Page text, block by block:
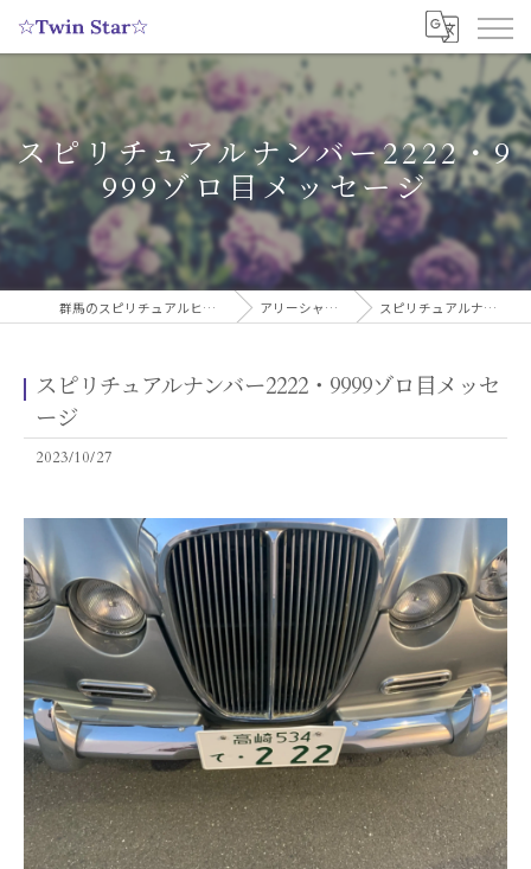
スピリチュアルナンバー2222・9
999ゾロ目メッセージ
群馬のスピリチュアルヒーリングサロンなら実績多数の☆Twin Star☆ アリーシャのスピリチュアルブログ スピリチュアルナンバー2222・9999ゾロ目メッセージ
スピリチュアルナンバー2222・9999ゾロ目メッセ
ージ
2023/10/27